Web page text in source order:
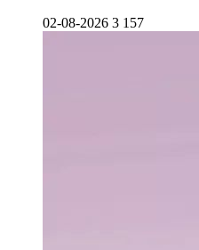
02-08-2026 3 157